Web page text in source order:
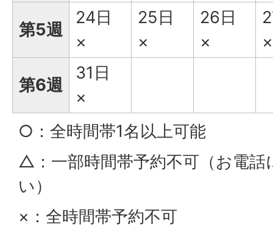
第5週
24日
×
25日
×
26日
×
×
第6週
31日
×
○：全時間帯1名以上可能
△：一部時間帯予約不可（お電話
い）
×：全時間帯予約不可